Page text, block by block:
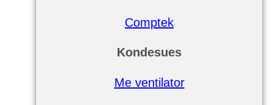
Comptek
Kondesues
Me ventilator